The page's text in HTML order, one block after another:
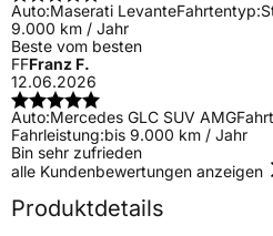
Auto:Maserati LevanteFahrtentyp:
9.000 km / Jahr
Beste vom besten
FFFranz F.
12.06.2026
Auto:Mercedes GLC SUV AMG
Fahrleistung:bis 9.000 km / Jahr
Bin sehr zufrieden
alle Kundenbewertungen anzeigen
Produktdetails